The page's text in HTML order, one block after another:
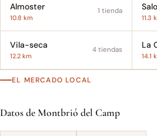
Almoster
10.8 km
1 tienda
11.3
Vila-seca
12.2 km
4 tiendas La
14.1
EL MERCADO LOCAL
Datos de Montbrió del Camp